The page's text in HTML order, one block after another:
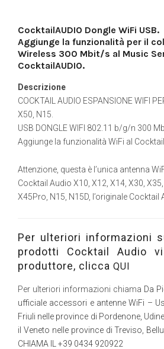
CocktailAUDIO Dongle WiFi USB.
Aggiunge la funzionalità per il
Wireless 300 Mbit/s al Music
CocktailAUDIO.
Descrizione
COCKTAIL AUDIO ESPANSIONE WIFI
X50, N15.
USB DONGLE WIFI 802.11 b/g/n 300
Aggiunge la funzionalità WiFi al
Attenzione, questa è l’unica antenna
Cocktail Audio X10, X12, X14, X30, X35,
X45Pro, N15, N15D, l’originale Cocktail
Per ulteriori informazioni
prodotti Cocktail Audio
produttore, clicca QUI
Per ulteriori informazioni chiama Da
ufficiale accessori e antenne WiFi –
Friuli nelle province di Pordenone,
il Veneto nelle province di Treviso,
CHIAMA IL +39 0434 920922